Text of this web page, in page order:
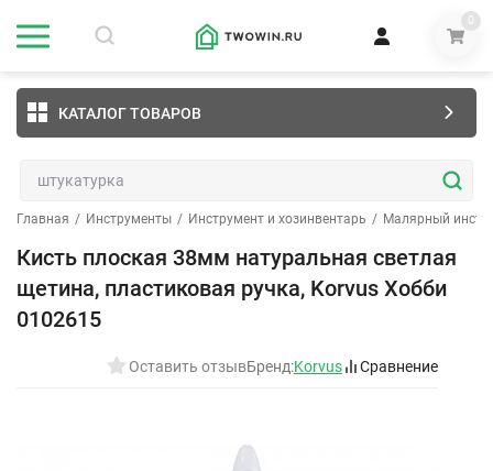
0
КАТАЛОГ ТОВАРОВ
Главная / Инструменты / Инструмент и хозинвентарь / Малярный
Кисть плоская 38мм натуральная светлая
щетина, пластиковая ручка, Korvus Хобби
0102615
Оставить отзывБренд:Korvus Сравнение